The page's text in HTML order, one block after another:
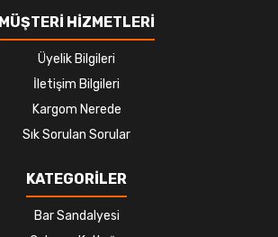
MÜŞTERİ HİZMETLERİ
Üyelik Bilgileri
İletişim Bilgileri
Kargom Nerede
Sık Sorulan Sorular
KATEGORİLER
Bar Sandalyesi